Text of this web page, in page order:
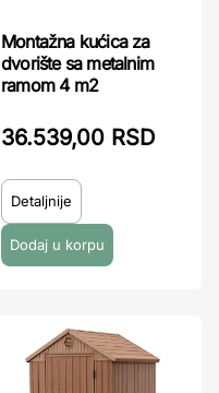
Montažna kućica za
dvorište sa metalnim
ramom 4 m2
36.539,00 RSD
Detaljnije